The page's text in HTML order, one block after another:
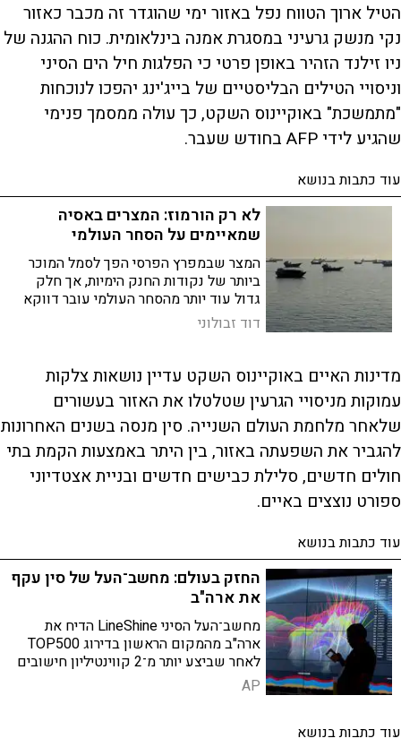
הטיל ארוך הטווח נפל באזור ימי שהוגדר זה מכבר כאזור
נקי מנשק גרעיני במסגרת אמנה בינלאומית. כוח ההגנה של
ניו זילנד הזהיר באופן פרטי כי הפלגות חיל הים הסיני
וניסויי הטילים הבליסטיים של בייג'ינג יהפכו לנוכחות
"מתמשכת" באוקיינוס השקט, כך עולה ממסמך פנימי
שהגיע לידי AFP בחודש שעבר.
עוד כתבות בנושא
לא רק הורמוז: המצרים באסיה
שמאיימים על הסחר העולמי
המצר שבמפרץ הפרסי הפך לסמל המוכר
ביותר של נקודות החנק הימיות, אך חלק
גדול עוד יותר מהסחר העולמי עובר דווקא
בים סין הדרומי והמזרחי - שם נפגשים
אינטרסים כלכליים ויריבויות צבאיות בנתיבי
דוד זבולוני
מדינות האיים באוקיינוס השקט עדיין נושאות צלקות
עמוקות מניסויי הגרעין שטלטלו את האזור בעשורים
שלאחר מלחמת העולם השנייה. סין מנסה בשנים האחרונות
להגביר את השפעתה באזור, בין היתר באמצעות הקמת בתי
חולים חדשים, סלילת כבישים חדשים ובניית אצטדיוני
ספורט נוצצים באיים.
עוד כתבות בנושא
החזק בעולם: מחשב־העל של סין עקף
את ארה"ב
מחשב־העל הסיני LineShine הדיח את
ארה"ב מהמקום הראשון בדירוג TOP500
לאחר שביצע יותר מ־2 קווינטיליון חישובים
את הרשימה
AP
עוד כתבות בנושא